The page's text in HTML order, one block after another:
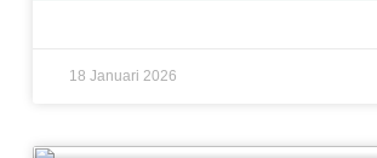
18 Januari 2026